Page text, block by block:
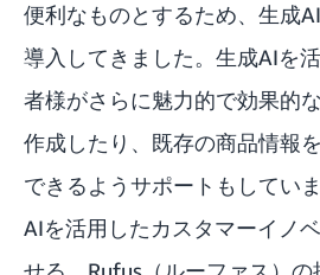
便利なものとするため、生成
導入してきました。生成AIを
者様がさらに魅力的で効果的
作成したり、既存の商品情報
できるようサポートもしてい
AIを活用したカスタマーイノ